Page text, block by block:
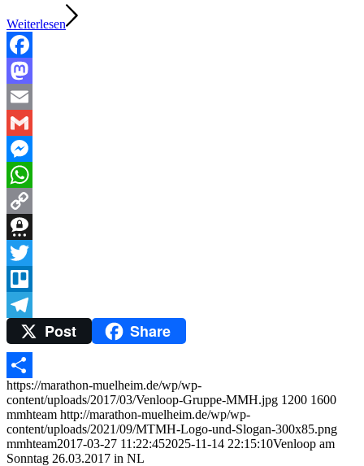
Weiterlesen
Facebook
Mastodon
Email
Gmail
Messenger
WhatsApp
Copy
Link
Threema
Twitter
Trello
TelegramPost Share
Teilen
https://marathon-muelheim.de/wp/wp-
content/uploads/2017/03/Venloop-Gruppe-MMH.jpg 1200 1600
mmhteam http://marathon-muelheim.de/wp/wp-
content/uploads/2021/09/MTMH-Logo-und-Slogan-300x85.png
mmhteam2017-03-27 11:22:452025-11-14 22:15:10Venloop am
Sonntag 26.03.2017 in NL